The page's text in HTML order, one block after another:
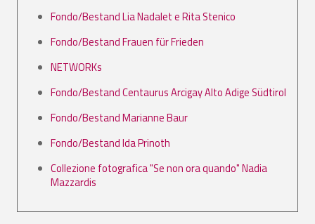
Fondo/Bestand Lia Nadalet e Rita Stenico
Fondo/Bestand Frauen für Frieden
NETWORKs
Fondo/Bestand Centaurus Arcigay Alto Adige Südtirol
Fondo/Bestand Marianne Baur
Fondo/Bestand Ida Prinoth
Collezione fotografica "Se non ora quando" Nadia
Mazzardis